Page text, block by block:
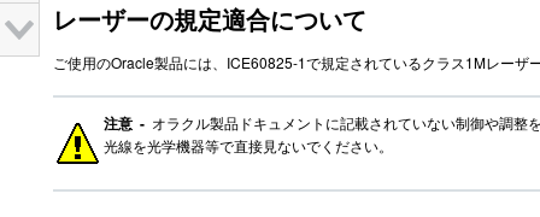
レーザーの規定適合について
ご使用のOracle製品には、ICE60825-1で規定されているクラス1Mレー
注意 - オラクル製品ドキュメントに記載されていない制御や調
光線を光学機器等で直接見ないでください。